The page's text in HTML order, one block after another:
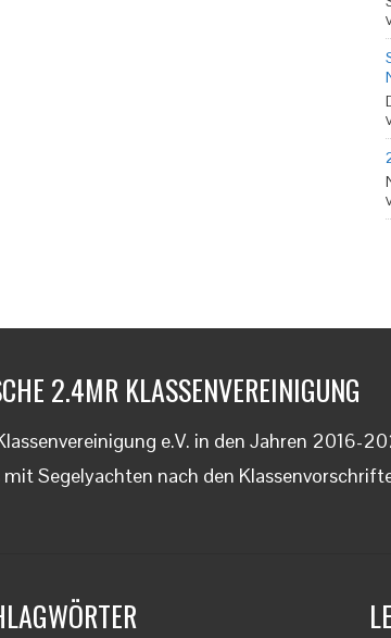
2.4MR KLASSENVEREINIGUNG
e.V. in den Jahren 2016-
Segelyachten nach den